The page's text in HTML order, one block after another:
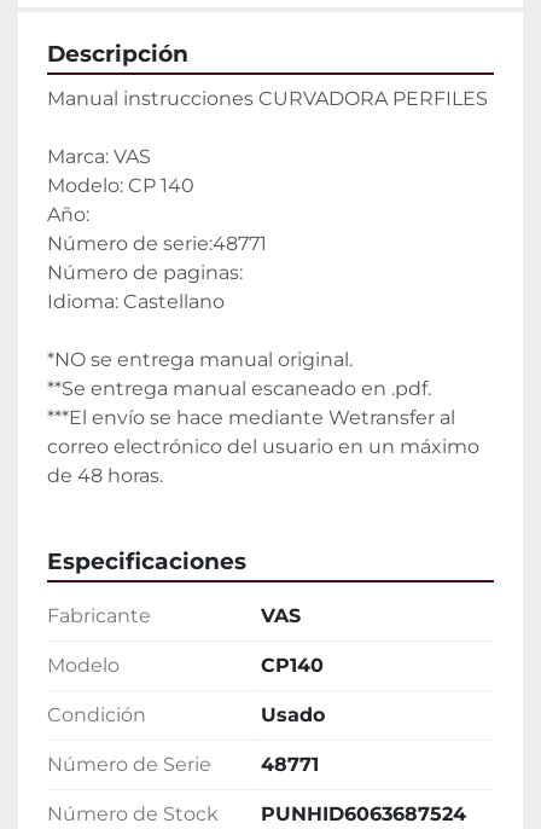
Descripción
Manual instrucciones CURVADORA PERFILES
Marca: VAS
Modelo: CP 140
Año:
Número de serie:48771
Número de paginas:
Idioma: Castellano
*NO se entrega manual original.
**Se entrega manual escaneado en .pdf.
***El envío se hace mediante Wetransfer al
correo electrónico del usuario en un máximo
de 48 horas.
Especificaciones
Fabricante VAS
Modelo CP140
Condición Usado
Número de Serie 48771
Número de Stock PUNHID6063687524